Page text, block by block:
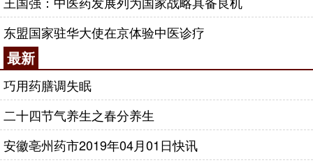
东盟国家驻华大使在京体验中医诊疗
最新
巧用药膳调失眠
二十四节气养生之春分养生
安徽亳州药市2019年04月01日快讯